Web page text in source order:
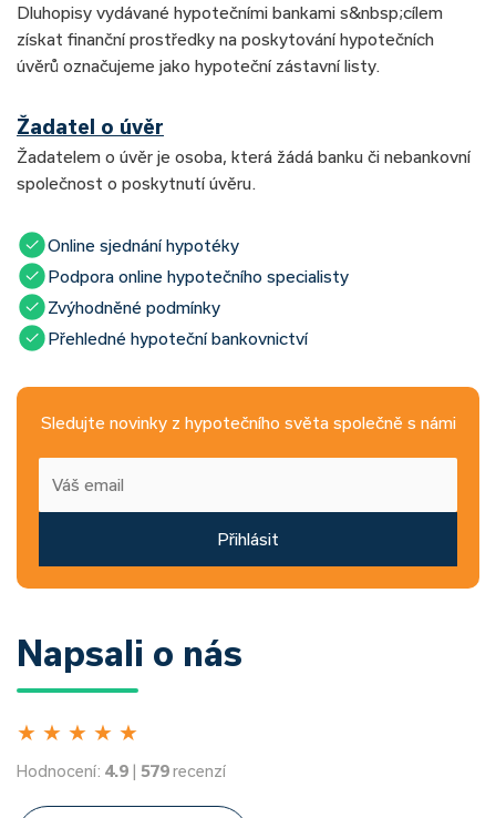
Dluhopisy vydávané hypotečními bankami s&nbsp;cílem
získat finanční prostředky na poskytování hypotečních
úvěrů označujeme jako hypoteční zástavní listy.
Žadatel o úvěr
Žadatelem o úvěr je osoba, která žádá banku či nebankovní
společnost o poskytnutí úvěru.
Online sjednání hypotéky
Podpora online hypotečního specialisty
Zvýhodněné podmínky
Přehledné hypoteční bankovnictví
Sledujte novinky z hypotečního světa společně s námi
Přihlásit
Napsali o nás
★ ★ ★ ★ ★
Hodnocení: 4.9 | 579recenzí